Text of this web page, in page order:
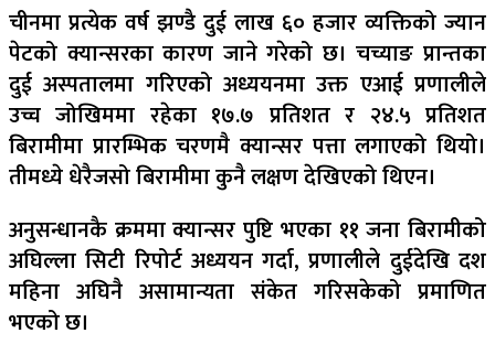
चीनमा प्रत्येक वर्ष झण्डै दुई लाख ६० हजार व्यक्तिको ज्यान
पेटको क्यान्सरका कारण जाने गरेको छ। चच्याङ प्रान्तका
दुई अस्पतालमा गरिएको अध्ययनमा उक्त एआई प्रणालीले
उच्च जोखिममा रहेका १७.७ प्रतिशत र २४.५ प्रतिशत
बिरामीमा प्रारम्भिक चरणमै क्यान्सर पत्ता लगाएको थियो।
तीमध्ये धेरैजसो बिरामीमा कुनै लक्षण देखिएको थिएन।
अनुसन्धानकै क्रममा क्यान्सर पुष्टि भएका ११ जना बिरामीको
अघिल्ला सिटी रिपोर्ट अध्ययन गर्दा, प्रणालीले दुईदेखि दश
महिना अघिनै असामान्यता संकेत गरिसकेको प्रमाणित
भएको छ।